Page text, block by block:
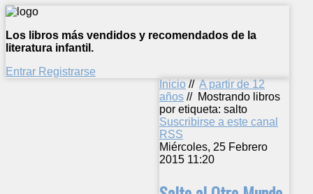
Los libros más vendidos y recomendados de la
literatura infantil.
Entrar Registrarse
Inicio // A partir de 12
años // Mostrando libros
por etiqueta: salto
Suscribirse a este canal
RSS
Miércoles, 25 Febrero
2015 11:20